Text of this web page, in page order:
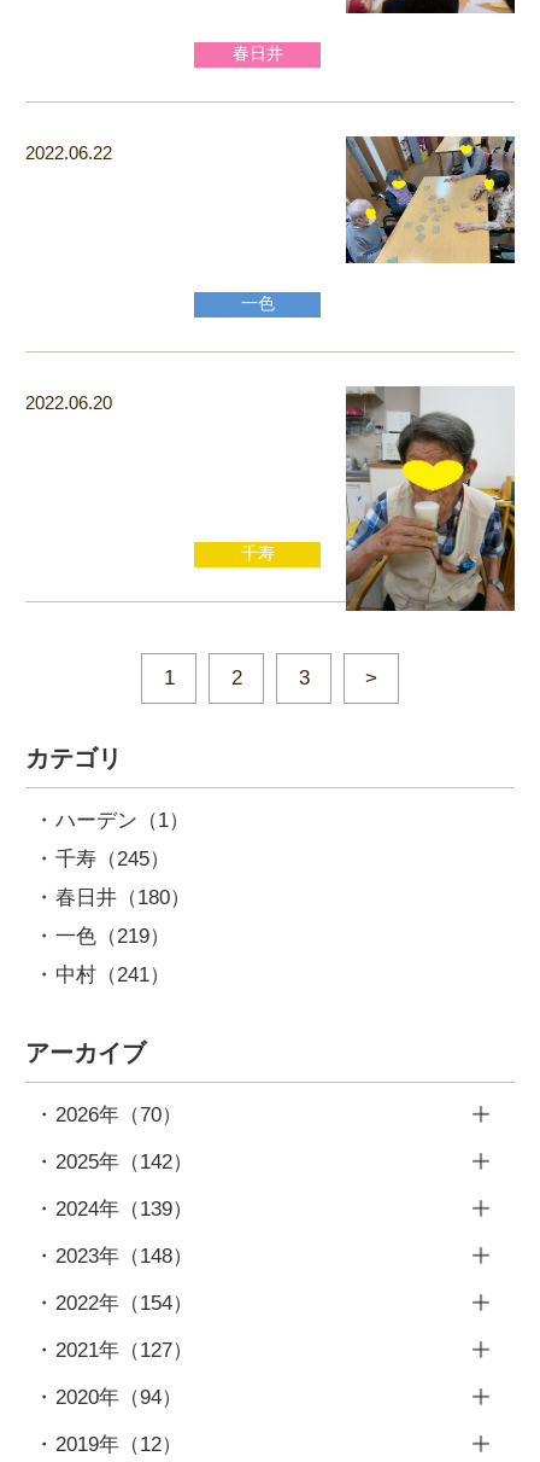
カテゴリ
ハーデン （1）
千寿（245）
春日井（180）
一色（219）
中村（241）
アーカイブ
2026年（70）
7月（9）
4月 （8）
3月（9）
2月（10）
1月 （14）
2025年（142）
12月（10）
9月 （10）
8月（6）
7月（14）
6月 （13）
2024年（139）
12月（10）
9月 （10）
8月（10）
7月（12）
2023年（148）
12月（12）
9月 （15）
8月（13）
2022年（154）
12月（13）
2021年（127）
12月（14）
2020年（94）
12月（13）
2019年（12）
春日井
2022.06.22
一色
2022.06.20
千寿
1 2 3